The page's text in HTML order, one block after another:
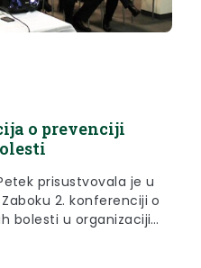
o prevenciji
prisustvovala je u
2. konferenciji o
bolesti u organizaciji
održao